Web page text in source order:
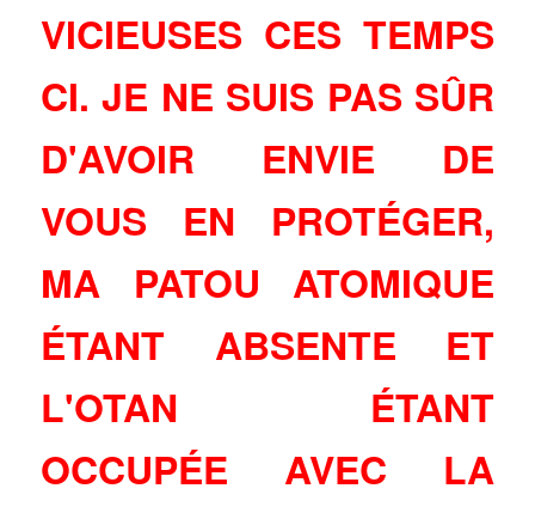
VICIEUSES CES TEMPS
CI. JE NE SUIS PAS SÛR
D'AVOIR ENVIE DE
VOUS EN PROTÉGER,
MA PATOU ATOMIQUE
ÉTANT ABSENTE ET
L'OTAN ÉTANT
OCCUPÉE AVEC LA